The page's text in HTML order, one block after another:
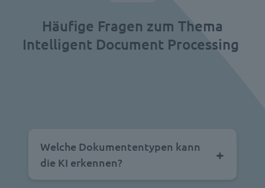
Häufige Fragen zum Thema
Intelligent Document Processing
Welche Dokumententypen kann
die KI erkennen?